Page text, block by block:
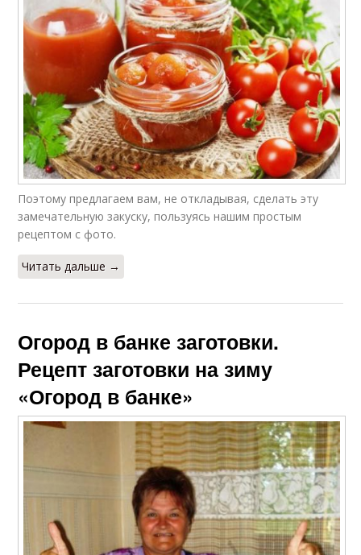
Поэтому предлагаем вам, не откладывая, сделать эту
замечательную закуску, пользуясь нашим простым
рецептом с фото.
Читать дальше →
Огород в банке заготовки.
Рецепт заготовки на зиму
«Огород в банке»